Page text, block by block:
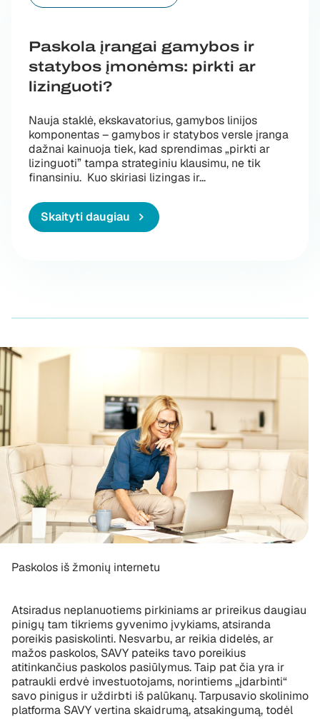
Paskola įrangai gamybos ir
statybos įmonėms: pirkti ar
lizinguoti?
Nauja staklė, ekskavatorius, gamybos linijos
komponentas – gamybos ir statybos versle įranga
dažnai kainuoja tiek, kad sprendimas „pirkti ar
lizinguoti” tampa strateginiu klausimu, ne tik
finansiniu. Kuo skiriasi lizingas ir…
Skaityti daugiau
Paskolos iš žmonių internetu
Atsiradus neplanuotiems pirkiniams ar prireikus daugiau
pinigų tam tikriems gyvenimo įvykiams, atsiranda
poreikis pasiskolinti. Nesvarbu, ar reikia didelės, ar
mažos paskolos, SAVY pateiks tavo poreikius
atitinkančius paskolos pasiūlymus. Taip pat čia yra ir
patraukli erdvė investuotojams, norintiems „įdarbinti“
savo pinigus ir uždirbti iš palūkanų. Tarpusavio skolinimo
platforma SAVY vertina skaidrumą, atsakingumą, todėl